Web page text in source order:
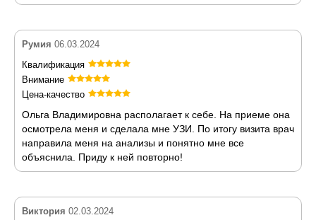
Румия 06.03.2024
Квалификация
Внимание
Цена-качество
Ольга Владимировна располагает к себе. На приеме она
осмотрела меня и сделала мне УЗИ. По итогу визита врач
направила меня на анализы и понятно мне все
объяснила. Приду к ней повторно!
Виктория 02.03.2024